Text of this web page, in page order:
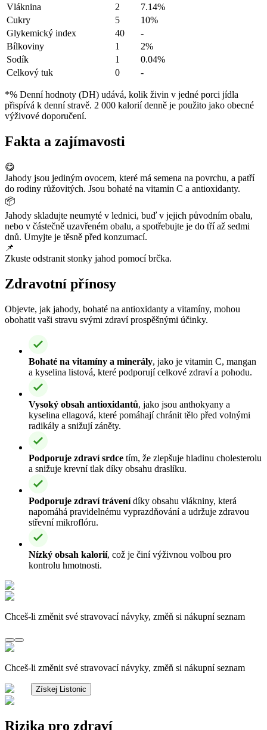
Vláknina
2
7.14%
Cukry
5
10%
Glykemický index
40
-
Bílkoviny
1
2%
Sodík
1
0.04%
Celkový tuk
0 -
*% Denní hodnoty (DH) udává, kolik živin v jedné porci jídla
přispívá k denní stravě. 2 000 kalorií denně je použito jako obecné
výživové doporučení.
Fakta a zajímavosti
😋
Jahody jsou jediným ovocem, které má semena na povrchu, a patří
do rodiny růžovitých. Jsou bohaté na vitamin C a antioxidanty.
📦
Jahody skladujte neumyté v lednici, buď v jejich původním obalu,
nebo v částečně uzavřeném obalu, a spotřebujte je do tří až sedmi
dnů. Umyjte je těsně před konzumací.
📌
Zkuste odstranit stonky jahod pomocí brčka.
Zdravotní přínosy
Objevte, jak jahody, bohaté na antioxidanty a vitamíny, mohou
obohatit vaši stravu svými zdraví prospěšnými účinky.
Bohaté na vitamíny a minerály, jako je vitamin C, mangan
a kyselina listová, které podporují celkové zdraví a pohodu.
Vysoký obsah antioxidantů, jako jsou anthokyany a
kyselina ellagová, které pomáhají chránit tělo před volnými
radikály a snižují záněty.
Podporuje zdraví srdce tím, že zlepšuje hladinu cholesterolu
a snižuje krevní tlak díky obsahu draslíku.
Podporuje zdraví trávenídíky obsahu vlákniny, která
napomáhá pravidelnému vyprazdňování a udržuje zdravou
střevní mikroflóru.
Nízký obsah kalorií, což je činí výživnou volbou pro
kontrolu hmotnosti.
Chceš-li změnit své stravovací návyky, změň si nákupní seznam
Chceš-li změnit své stravovací návyky, změň si nákupní seznam
Získej Listonic
Rizika pro zdraví